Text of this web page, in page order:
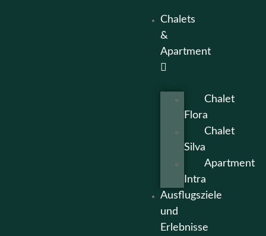
Chalets
&
Apartment
Chalet
Flora
Chalet
Silva
Apartment
Intra
Ausflugsziele
und
Erlebnisse